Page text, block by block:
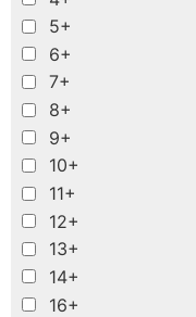
5+
6+
7+
8+
9+
10+
11+
12+
13+
14+
16+